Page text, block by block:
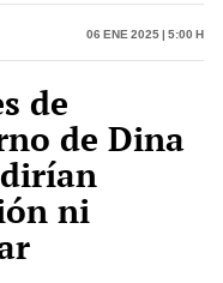
06 Ene 2025 | 5:00 h
de
de Dina
ni